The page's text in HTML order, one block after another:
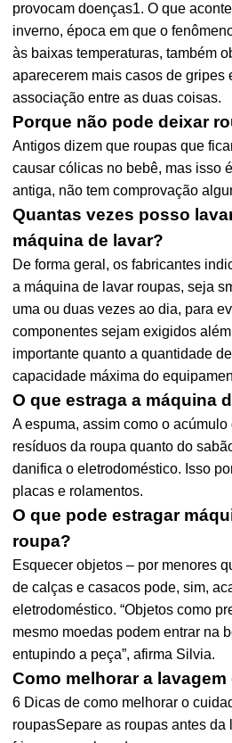
provocam doenças1. O que
inverno, época em que o
às baixas temperaturas, também
aparecerem mais casos de gripes
associação entre as duas coisas.
Porque não pode deixar
Antigos dizem que roupas que
causar cólicas no bebê, mas isso
antiga, não tem comprovação
Quantas vezes posso
máquina de lavar?
De forma geral, os fabricantes
a máquina de lavar roupas, seja
uma ou duas vezes ao dia, para
componentes sejam exigidos
importante quanto a quantidade
capacidade máxima do
O que estraga a máquina
A espuma, assim como o
resíduos da roupa quanto do
danifica o eletrodoméstico. Isso
placas e rolamentos.
O que pode estragar
roupa?
Esquecer objetos – por menores
de calças e casacos pode, sim,
eletrodoméstico. “Objetos como
mesmo moedas podem entrar na
entupindo a peça”, afirma Silvia.
Como melhorar a
6 Dicas de como melhorar o
roupasSepare as roupas antes da